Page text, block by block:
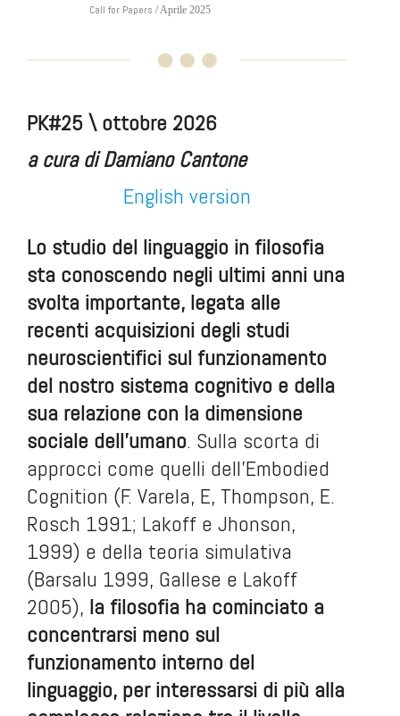
Call for Papers / Aprile 2025
PK#25 \ ottobre 2026
a cura di Damiano Cantone
English version
Lo studio del linguaggio in filosofia
sta conoscendo negli ultimi anni una
svolta importante, legata alle
recenti acquisizioni degli studi
neuroscientifici sul funzionamento
del nostro sistema cognitivo e della
sua relazione con la dimensione
sociale dell’umano. Sulla scorta di
approcci come quelli dell'Embodied
Cognition (F. Varela, E, Thompson, E.
Rosch 1991; Lakoff e Jhonson,
1999) e della teoria simulativa
(Barsalu 1999, Gallese e Lakoff
2005), la filosofia ha cominciato a
concentrarsi meno sul
funzionamento interno del
linguaggio, per interessarsi di più alla